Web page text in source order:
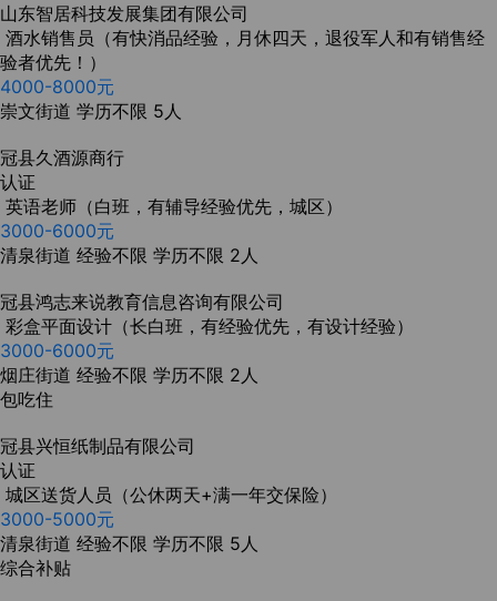
山东智居科技发展集团有限公司
酒水销售员（有快消品经验，月休四天，退役军人和有销售经
验者优先！）
4000-8000元
崇文街道 学历不限 5人
冠县久酒源商行
认证
英语老师（白班，有辅导经验优先，城区）
3000-6000元
清泉街道 经验不限 学历不限 2人
冠县鸿志来说教育信息咨询有限公司
彩盒平面设计（长白班，有经验优先，有设计经验）
3000-6000元
烟庄街道 经验不限 学历不限 2人
包吃住
冠县兴恒纸制品有限公司
认证
城区送货人员（公休两天+满一年交保险）
3000-5000元
清泉街道 经验不限 学历不限 5人
综合补贴